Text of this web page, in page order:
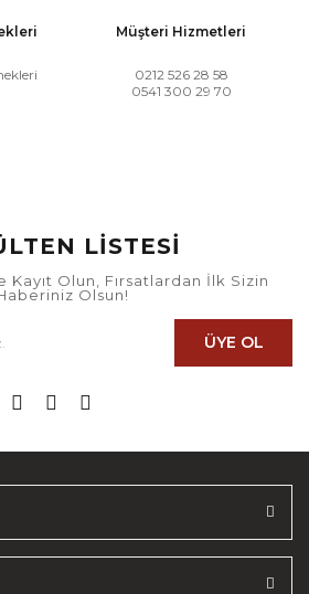
Müşteri Hizmetleri
0212 526 28 58
0541 300 29 70
LİSTESİ
Kayıt Olun, Fırsatlardan İlk Sizin
Olsun!
ÜYE OL